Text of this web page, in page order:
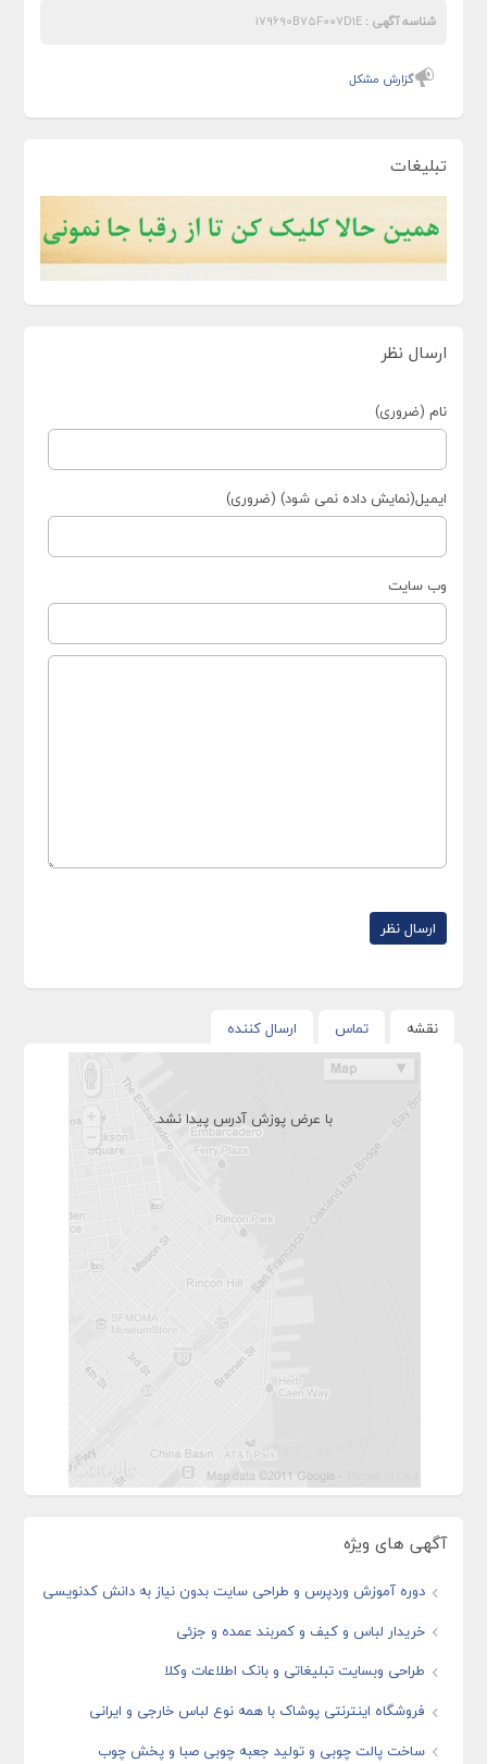
شناسه آگهی : 179690B75F007D1E
گزارش مشکل
تبلیغات
ارسال نظر
نام (ضروری)
ایمیل(نمایش داده نمی شود) (ضروری)
وب سایت
نقشه تماس ارسال کننده
با عرض پوزش آدرس پیدا نشد.
آگهی های ویژه
دوره آموزش وردپرس و طراحی سایت بدون نیاز به دانش کدنویسی
خریدار لباس و کیف و کمربند عمده و جزئی
طراحی وبسایت تبلیغاتی و بانک اطلاعات وکلا
فروشگاه اینترنتی پوشاک با همه نوع لباس خارجی و ایرانی
ساخت پالت چوبی و تولید جعبه چوبی صبا و پخش چوب